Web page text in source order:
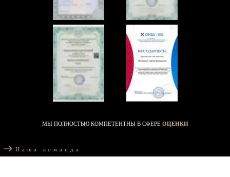
МЫ ПОЛНОСТЬЮ КОМПЕТЕНТНЫ В СФЕРЕ ОЦЕНКИ
Наша команда